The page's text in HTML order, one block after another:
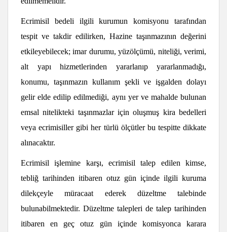
Ecrimisil bedeli ilgili kurumun komisyonu tarafından
tespit ve takdir edilirken, Hazine taşınmazının değerini
etkileyebilecek; imar durumu, yüzölçümü, niteliği, verimi,
alt yapı hizmetlerinden yararlanıp yararlanmadığı,
konumu, taşınmazın kullanım şekli ve işgalden dolayı
gelir elde edilip edilmediği, aynı yer ve mahalde bulunan
emsal nitelikteki taşınmazlar için oluşmuş kira bedelleri
veya ecrimisiller gibi her türlü ölçütler bu tespitte dikkate
alınacaktır.
Ecrimisil işlemine karşı, ecrimisil talep edilen kimse,
tebliğ tarihinden itibaren otuz gün içinde ilgili kuruma
dilekçeyle müracaat ederek düzeltme talebinde
bulunabilmektedir. Düzeltme talepleri de talep tarihinden
itibaren en geç otuz gün içinde komisyonca karara